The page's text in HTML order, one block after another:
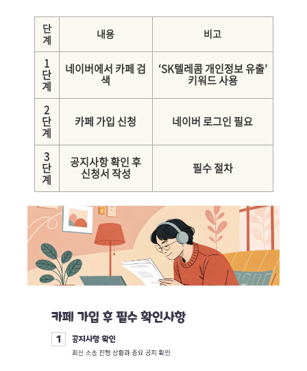
단
계
내용 비고
1
단
계
네이버에서 카페 검
색
‘SK텔레콤 개인정보 유출’
키워드 사용
2
단
계
카페 가입 신청 네이버 로그인 필요
3
단
계
공지사항 확인 후
신청서 작성 필수 절차